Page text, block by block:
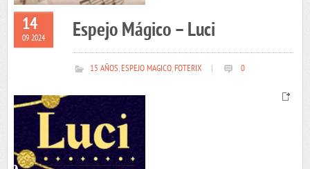
14
09 2024 Espejo Mágico – Luci
15 AÑOS,ESPEJO MAGICO,FOTERIX 0